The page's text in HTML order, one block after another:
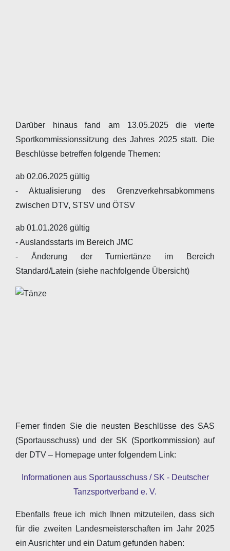
Darüber hinaus fand am 13.05.2025 die vierte
Sportkommissionssitzung des Jahres 2025 statt. Die
Beschlüsse betreffen folgende Themen:
ab 02.06.2025 gültig
- Aktualisierung des Grenzverkehrsabkommens
zwischen DTV, STSV und ÖTSV
ab 01.01.2026 gültig
- Auslandsstarts im Bereich JMC
- Änderung der Turniertänze im Bereich
Standard/Latein (siehe nachfolgende Übersicht)
Ferner finden Sie die neusten Beschlüsse des SAS
(Sportausschuss) und der SK (Sportkommission) auf
der DTV – Homepage unter folgendem Link:
Informationen aus Sportausschuss / SK - Deutscher
Tanzsportverband e. V.
Ebenfalls freue ich mich Ihnen mitzuteilen, dass sich
für die zweiten Landesmeisterschaften im Jahr 2025
ein Ausrichter und ein Datum gefunden haben: